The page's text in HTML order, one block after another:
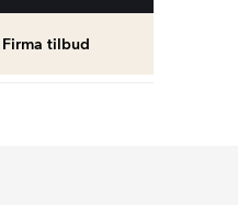
Firma tilbud